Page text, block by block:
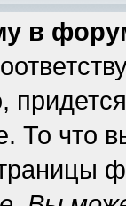
в
То что